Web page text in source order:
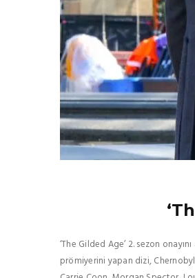
‘The Gilded Age’ 2. sezon
prömiyerini yapan dizi,